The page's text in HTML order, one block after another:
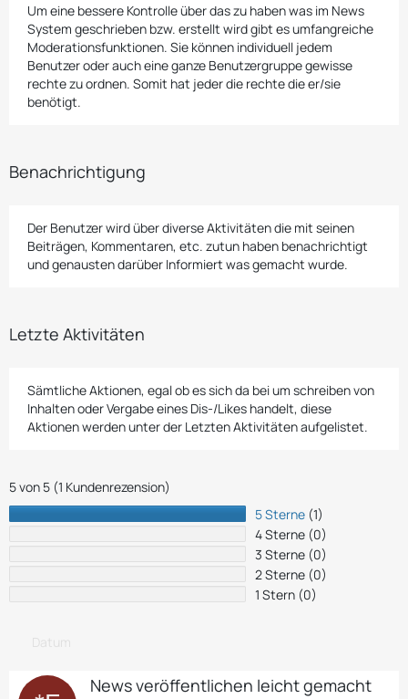
Um eine bessere Kontrolle über das zu haben was im News
System geschrieben bzw. erstellt wird gibt es umfangreiche
Moderationsfunktionen. Sie können individuell jedem
Benutzer oder auch eine ganze Benutzergruppe gewisse
rechte zu ordnen. Somit hat jeder die rechte die er/sie
benötigt.
Benachrichtigung
Der Benutzer wird über diverse Aktivitäten die mit seinen
Beiträgen, Kommentaren, etc. zutun haben benachrichtigt
und genausten darüber Informiert was gemacht wurde.
Letzte Aktivitäten
Sämtliche Aktionen, egal ob es sich da bei um schreiben von
Inhalten oder Vergabe eines Dis-/Likes handelt, diese
Aktionen werden unter der Letzten Aktivitäten aufgelistet.
5 von 5 (1 Kundenrezension)
5 Sterne (1)
4 Sterne (0)
3 Sterne (0)
2 Sterne (0)
1 Stern (0)
News veröffentlichen leicht gemacht